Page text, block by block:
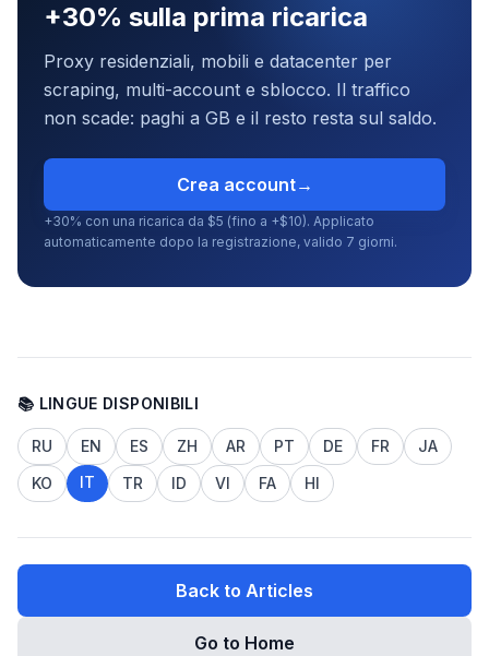
+30% sulla prima ricarica
Proxy residenziali, mobili e datacenter per
scraping, multi-account e sblocco. Il traffico
non scade: paghi a GB e il resto resta sul saldo.
Crea account→
+30% con una ricarica da $5 (fino a +$10). Applicato
automaticamente dopo la registrazione, valido 7 giorni.
📚 LINGUE DISPONIBILI
RU EN ES ZH AR PT DE FR
JA
KO
IT TR ID VI FA HI
Back to Articles
Go to Home